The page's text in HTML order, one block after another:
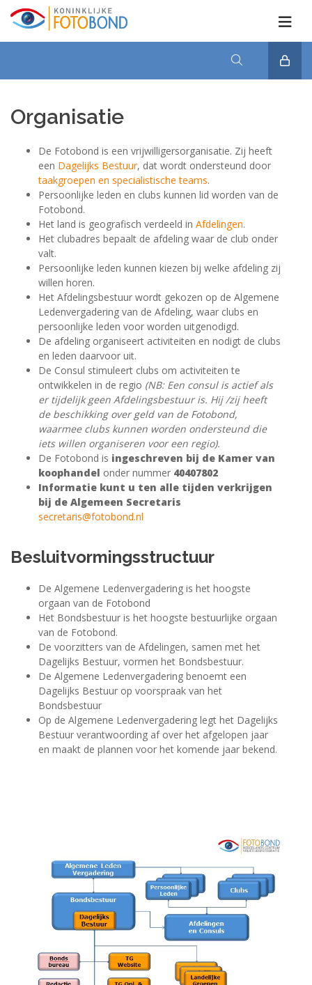
Organisatie
De Fotobond is een vrijwilligersorganisatie. Zij heeft
een Dagelijks Bestuur, dat wordt ondersteund door
taakgroepen en specialistische teams.
Persoonlijke leden en clubs kunnen lid worden van de
Fotobond.
Het land is geografisch verdeeld in Afdelingen.
Het clubadres bepaalt de afdeling waar de club onder
valt.
Persoonlijke leden kunnen kiezen bij welke afdeling zij
willen horen.
Het Afdelingsbestuur wordt gekozen op de Algemene
Ledenvergadering van de Afdeling, waar clubs en
persoonlijke leden voor worden uitgenodigd.
De afdeling organiseert activiteiten en nodigt de clubs
en leden daarvoor uit.
De Consul stimuleert clubs om activiteiten te
ontwikkelen in de regio (NB: Een consul is actief als
er tijdelijk geen Afdelingsbestuur is. Hij /zij heeft
de beschikking over geld van de Fotobond,
waarmee clubs kunnen worden ondersteund die
iets willen organiseren voor een regio).
De Fotobond is ingeschreven bij de Kamer van
koophandel onder nummer 40407802
Informatie kunt u ten alle tijden verkrijgen
bij de Algemeen Secretaris
secretaris@fotobond.nl
Besluitvormingsstructuur
De Algemene Ledenvergadering is het hoogste
orgaan van de Fotobond
Het Bondsbestuur is het hoogste bestuurlijke orgaan
van de Fotobond.
De voorzitters van de Afdelingen, samen met het
Dagelijks Bestuur, vormen het Bondsbestuur.
De Algemene Ledenvergadering benoemt een
Dagelijks Bestuur op voorspraak van het
Bondsbestuur
Op de Algemene Ledenvergadering legt het Dagelijks
Bestuur verantwoording af over het afgelopen jaar
en maakt de plannen voor het komende jaar bekend.